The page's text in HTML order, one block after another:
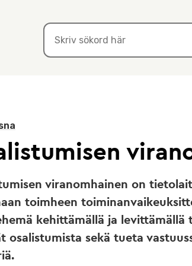
viranomhainen on
toimheen
kehittämällä ja levittämällä
osalistumista sekä tueta